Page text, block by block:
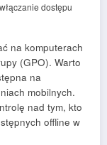
dostępu
na komputerach
(GPO). Warto
na
mobilnych.
nad tym, kto
offline w